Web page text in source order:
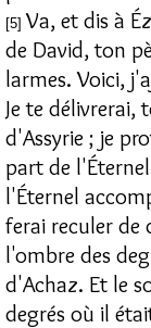
[5] Va, et dis à
de David, ton
larmes. Voici,
Je te délivrerai,
d'Assyrie ; je
part de
l'Éternel
ferai reculer de
l'ombre des
d'Achaz. Et le
degrés où il